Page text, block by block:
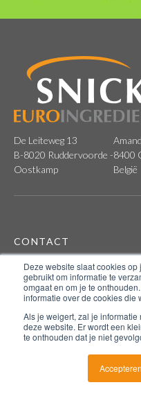
Deze website slaat cookies
gebruikt om informatie te
omgaat en om je te
informatie over de cookies die
Als je weigert, zal je
deze website. Er wordt een
te onthouden dat je niet
Accepteren
De Leiteweg 13
B-8020 Ruddervoorde -
Oostkamp
8400
België
CONTACT
T: +32 (0)50 36 16 85
info@snick.be
CONTACTEER ONS